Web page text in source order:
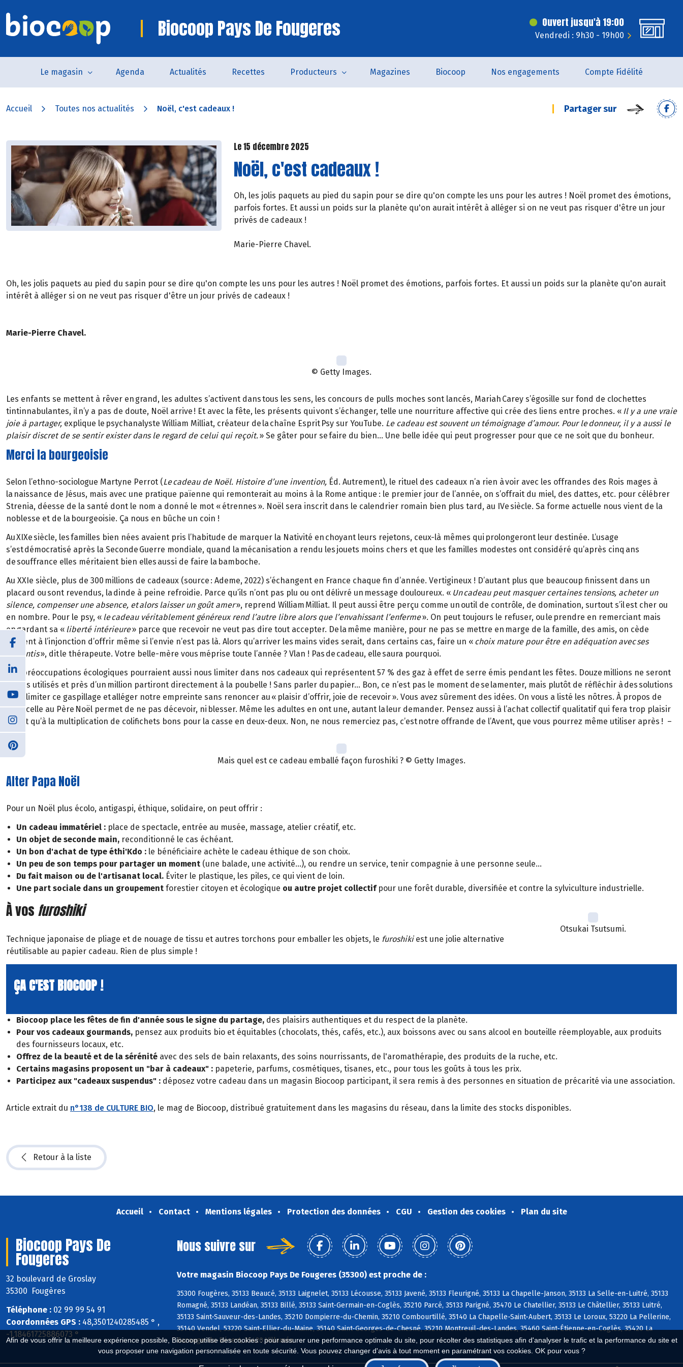
Afin de vous offrir la meilleure expérience possible, Biocoop utilise des cookies : pour assurer une performance optimale du site, pour récolter des statistiques afin d'analyser le trafic et la performance du site et
vous proposer une navigation personnalisée en toute sécurité. Vous pouvez changer d'avis à tout moment en paramétrant vos cookies. OK pour vous ?
Biocoop Pays De Fougeres Ouvert jusqu'à 19:00
Vendredi : 9h30 - 19h00
Le magasin Agenda Actualités Recettes Producteurs Magazines Biocoop Nos engagements Compte Fidélité
Accueil Toutes nos actualités Noël, c'est cadeaux ! Partager sur
Le 15 décembre 2025
Noël, c'est cadeaux !
Oh, les jolis paquets au pied du sapin pour se dire qu'on compte les uns pour les autres ! Noël promet des émotions,
parfois fortes. Et aussi un poids sur la planète qu'on aurait intérêt à alléger si on ne veut pas risquer d'être un jour
privés de cadeaux !
Marie-Pierre Chavel.
Oh, les jolis paquets au pied du sapin pour se dire qu'on compte les uns pour les autres ! Noël promet des émotions, parfois fortes. Et aussi un poids sur la planète qu'on aurait
intérêt à alléger si on ne veut pas risquer d'être un jour privés de cadeaux !
Marie-Pierre Chavel.
© Getty Images.
Les enfants se mettent à rêver en grand, les adultes s’activent dans tous les sens, les concours de pulls moches sont lancés, Mariah Carey s’égosille sur fond de clochettes
tintinnabulantes, il n’y a pas de doute, Noël arrive ! Et avec la fête, les présents qui vont s’échanger, telle une nourriture affective qui crée des liens entre proches. « Il y a une vraie
joie à partager, explique le psychanalyste William Milliat, créateur de la chaîne Esprit Psy sur YouTube. Le cadeau est souvent un témoignage d’amour. Pour le donneur, il y a aussi le
plaisir discret de se sentir exister dans le regard de celui qui reçoit.» Se gâter pour se faire du bien… Une belle idée qui peut progresser pour que ce ne soit que du bonheur.
Merci la bourgeoisie
Selon l’ethno-sociologue Martyne Perrot (Le cadeau de Noël. Histoire d’une invention, Éd. Autrement), le rituel des cadeaux n’a rien à voir avec les offrandes des Rois mages à
la naissance de Jésus, mais avec une pratique païenne qui remonterait au moins à la Rome antique : le premier jour de l’année, on s’offrait du miel, des dattes, etc. pour célébrer
Strenia, déesse de la santé dont le nom a donné le mot « étrennes ». Noël sera inscrit dans le calendrier romain bien plus tard, au IVe siècle. Sa forme actuelle nous vient de la
noblesse et de la bourgeoisie. Ça nous en bûche un coin !
Au XIXe siècle, les familles bien nées avaient pris l’habitude de marquer la Nativité en choyant leurs rejetons, ceux-là mêmes qui prolongeront leur destinée. L’usage
s’est démocratisé après la Seconde Guerre mondiale, quand la mécanisation a rendu les jouets moins chers et que les familles modestes ont considéré qu’après cinq ans
de souffrance elles méritaient bien elles aussi de faire la bamboche.
Au XXIe siècle, plus de 300 millions de cadeaux (source : Ademe, 2022) s’échangent en France chaque fin d’année. Vertigineux ! D’autant plus que beaucoup finissent dans un
placard ou sont revendus, la dinde à peine refroidie. Parce qu’ils n’ont pas plu ou ont délivré un message douloureux. « Un cadeau peut masquer certaines tensions, acheter un
silence, compenser une absence, et alors laisser un goût amer», reprend William Milliat. Il peut aussi être perçu comme un outil de contrôle, de domination, surtout s’il est cher ou
en nombre. Pour le psy, « le cadeau véritablement généreux rend l’autre libre alors que l’envahissant l’enferme». On peut toujours le refuser, ou le prendre en remerciant mais
en gardant sa « liberté intérieure» parce que recevoir ne veut pas dire tout accepter. De la même manière, pour ne pas se mettre en marge de la famille, des amis, on cède
souvent à l’injonction d’offrir même si l’envie n’est pas là. Alors qu’arriver les mains vides serait, dans certains cas, faire un « choix mature pour être en adéquation avec ses
ressentis», dit le thérapeute. Votre belle-mère vous méprise toute l’année ? Vlan ! Pas de cadeau, elle saura pourquoi.
Des préoccupations écologiques pourraient aussi nous limiter dans nos cadeaux qui représentent 57 % des gaz à effet de serre émis pendant les fêtes. Douze millions ne seront
jamais utilisés et près d’un million partiront directement à la poubelle ! Sans parler du papier… Bon, ce n’est pas le moment de se lamenter, mais plutôt de réfléchir à des solutions
pour limiter ce gaspillage et alléger notre empreinte sans renoncer au « plaisir d’offrir, joie de recevoir ». Vous avez sûrement des idées. On vous a listé les nôtres. À propos de
liste, celle au Père Noël permet de ne pas décevoir, ni blesser. Même les adultes en ont une, autant la leur demander. Pensez aussi à l’achat collectif qualitatif qui fera trop plaisir
plutôt qu’à la multiplication de colifichets bons pour la casse en deux-deux. Non, ne nous remerciez pas, c’est notre offrande de l’Avent, que vous pourrez même utiliser après ! –
Mais quel est ce cadeau emballé façon furoshiki ? © Getty Images.
Alter Papa Noël
Pour un Noël plus écolo, antigaspi, éthique, solidaire, on peut offrir :
Un cadeau immatériel : place de spectacle, entrée au musée, massage, atelier créatif, etc.
Un objet de seconde main, reconditionné le cas échéant.
Un bon d'achat de type éthi'Kdo : le bénéficiaire achète le cadeau éthique de son choix.
Un peu de son temps pour partager un moment (une balade, une activité...), ou rendre un service, tenir compagnie à une personne seule...
Du fait maison ou de l'artisanat local. Éviter le plastique, les piles, ce qui vient de loin.
Une part sociale dans un groupement forestier citoyen et écologique ou autre projet collectifpour une forêt durable, diversifiée et contre la sylviculture industrielle.
À vos furoshiki
Technique japonaise de pliage et de nouage de tissu et autres torchons pour emballer les objets, le furoshikiest une jolie alternative
réutilisable au papier cadeau. Rien de plus simple !
Otsukai Tsutsumi.
ÇA C'EST BIOCOOP !
Biocoop place les fêtes de fin d'année sous le signe du partage, des plaisirs authentiques et du respect de la planète.
Pour vos cadeaux gourmands, pensez aux produits bio et équitables (chocolats, thés, cafés, etc.), aux boissons avec ou sans alcool en bouteille réemployable, aux produits
des fournisseurs locaux, etc.
Offrez de la beauté et de la sérénité avec des sels de bain relaxants, des soins nourrissants, de l'aromathérapie, des produits de la ruche, etc.
Certains magasins proposent un "bar à cadeaux" : papeterie, parfums, cosmétiques, tisanes, etc., pour tous les goûts à tous les prix.
Participez aux "cadeaux suspendus" : déposez votre cadeau dans un magasin Biocoop participant, il sera remis à des personnes en situation de précarité via une association.
Article extrait du n°138 de CULTURE BIO, le mag de Biocoop, distribué gratuitement dans les magasins du réseau, dans la limite des stocks disponibles.
Retour à la liste
Accueil Contact Mentions légales Protection des données CGU Gestion des cookies Plan du site
Biocoop Pays De
Fougeres
32 boulevard de Groslay
35300 Fougères
Téléphone : 02 99 99 54 91
Coordonnées GPS : 48,3501240285485 ° ,
-1,18461725886073 °
Nous suivre sur
Votre magasin Biocoop Pays De Fougeres (35300) est proche de :
35300 Fougères, 35133 Beaucé, 35133 Laignelet, 35133 Lécousse, 35133 Javené, 35133 Fleurigné, 35133 La Chapelle-Janson, 35133 La Selle-en-Luitré, 35133
Romagné, 35133 Landéan, 35133 Billé, 35133 Saint-Germain-en-Coglès, 35210 Parcé, 35133 Parigné, 35470 Le Chatellier, 35133 Le Châtellier, 35133 Luitré,
35133 Saint-Sauveur-des-Landes, 35210 Dompierre-du-Chemin, 35210 Combourtillé, 35140 La Chapelle-Saint-Aubert, 35133 Le Loroux, 53220 La Pellerine,
35140 Vendel, 53220 Saint-Ellier-du-Maine, 35140 Saint-Georges-de-Chesné, 35210 Montreuil-des-Landes, 35460 Saint-Étienne-en-Coglès, 35420 La
Bazouge-du-Désert, 35420 Villamée